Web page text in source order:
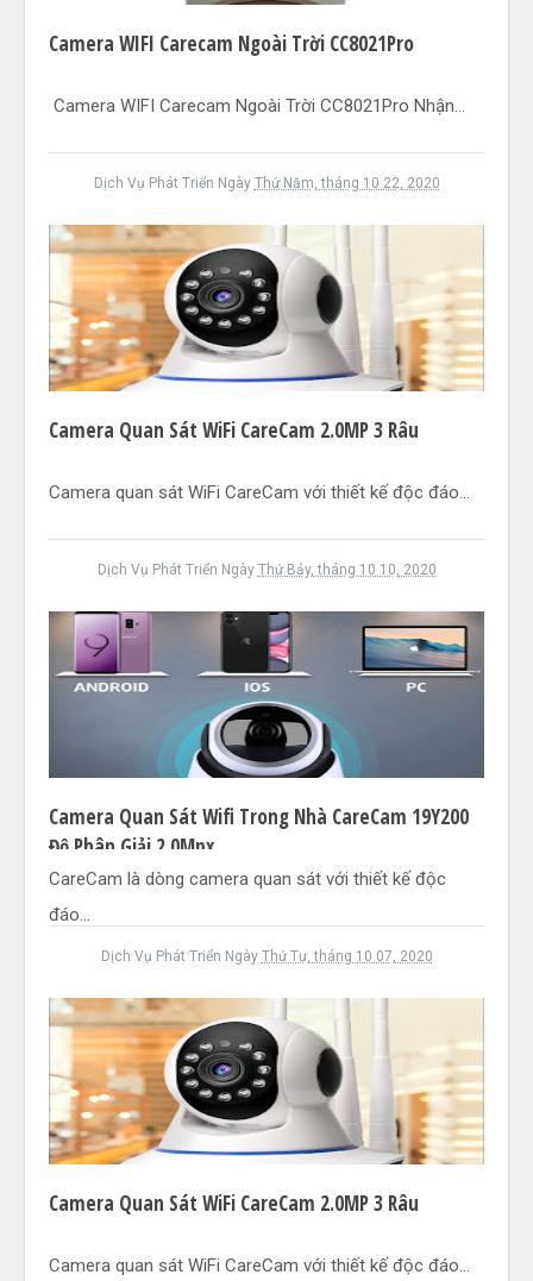
Camera WIFI Carecam Ngoài Trời CC8021Pro
Camera WIFI Carecam Ngoài Trời CC8021Pro Nhận...
Dịch Vụ Phát Triển Ngày Thứ Năm, tháng 10 22, 2020
Camera Quan Sát WiFi CareCam 2.0MP 3 Râu
Camera quan sát WiFi CareCam với thiết kế độc đáo...
Dịch Vụ Phát Triển Ngày Thứ Bảy, tháng 10 10, 2020
Camera Quan Sát Wifi Trong Nhà CareCam 19Y200
Độ Phân Giải 2.0Mpx
CareCam là dòng camera quan sát với thiết kế độc
đáo...
Dịch Vụ Phát Triển Ngày Thứ Tư, tháng 10 07, 2020
Camera Quan Sát WiFi CareCam 2.0MP 3 Râu
Camera quan sát WiFi CareCam với thiết kế độc đáo...